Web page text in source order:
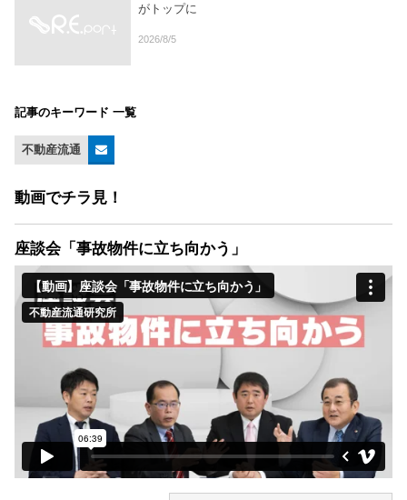
がトップに
2026/8/5
記事のキーワード 一覧
不動産流通
動画でチラ見！
座談会「事故物件に立ち向かう」